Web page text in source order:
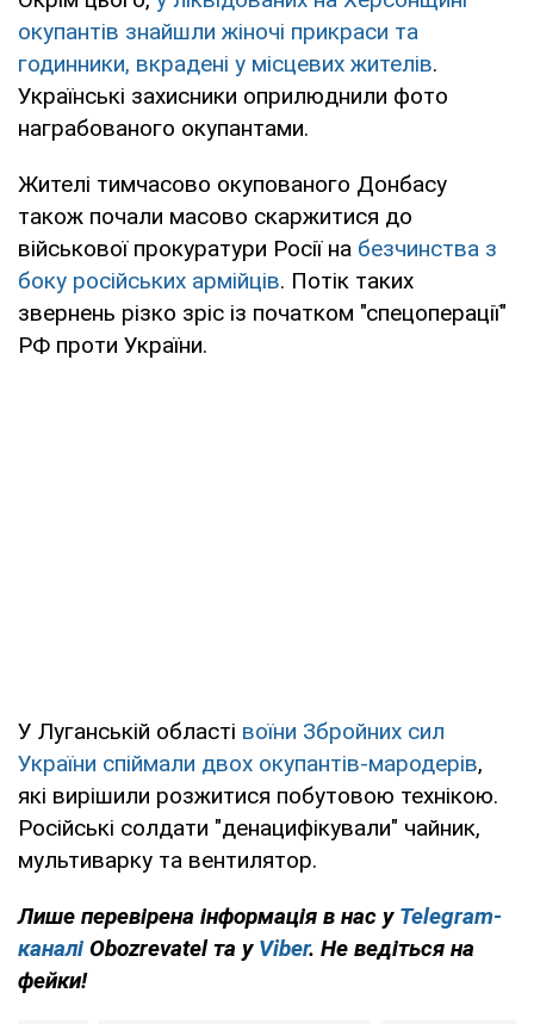
окупантів знайшли жіночі прикраси та
годинники, вкрадені у місцевих жителів.
Українські захисники оприлюднили фото
награбованого окупантами.
Жителі тимчасово окупованого Донбасу
також почали масово скаржитися до
військової прокуратури Росії на безчинства з
боку російських армійців. Потік таких
звернень різко зріс із початком "спецоперації"
РФ проти України.
У Луганській області воїни Збройних сил
України спіймали двох окупантів-мародерів,
які вирішили розжитися побутовою технікою.
Російські солдати "денацифікували" чайник,
мультиварку та вентилятор.
Лише перевірена інформація в нас у Telegram-
каналі Obozrevatel та у Viber. Не ведіться на
фейки!